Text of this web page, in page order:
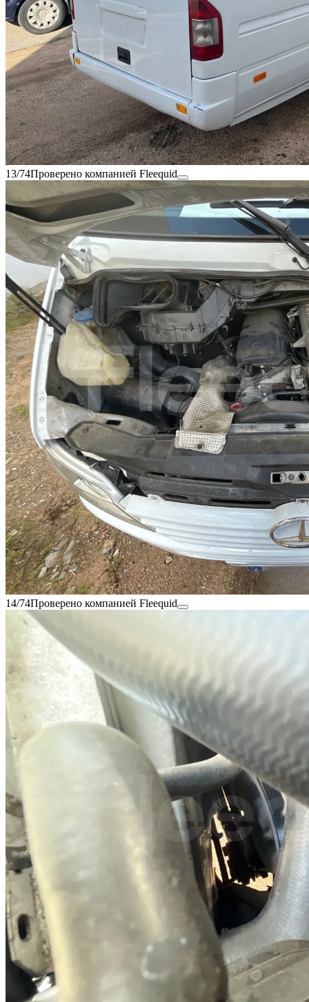
13/74Проверено компанией Fleequid
14/74Проверено компанией Fleequid